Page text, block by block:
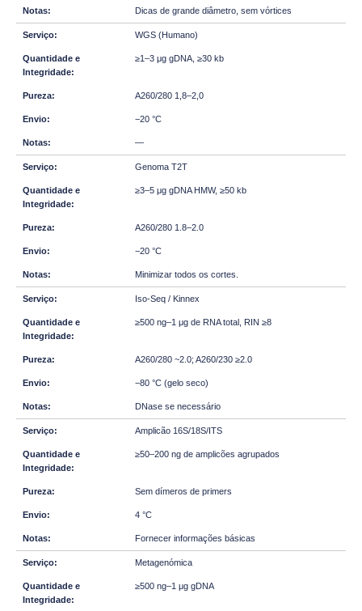
Dicas de grande diâmetro, sem vórtices
WGS (Humano)
≥1–3 μg gDNA, ≥30 kb
A260/280 1,8–2,0
−20 °C
—
Genoma T2T
≥3–5 μg gDNA HMW, ≥50 kb
A260/280 1.8–2.0
−20 °C
Minimizar todos os cortes.
Iso-Seq / Kinnex
≥500 ng–1 μg de RNA total, RIN ≥8
A260/280 ~2.0; A260/230 ≥2.0
−80 °C (gelo seco)
DNase se necessário
Amplicão 16S/18S/ITS
≥50–200 ng de amplicões agrupados
Sem dímeros de primers
4 °C
Fornecer informações básicas
Metagenómica
≥500 ng–1 μg gDNA